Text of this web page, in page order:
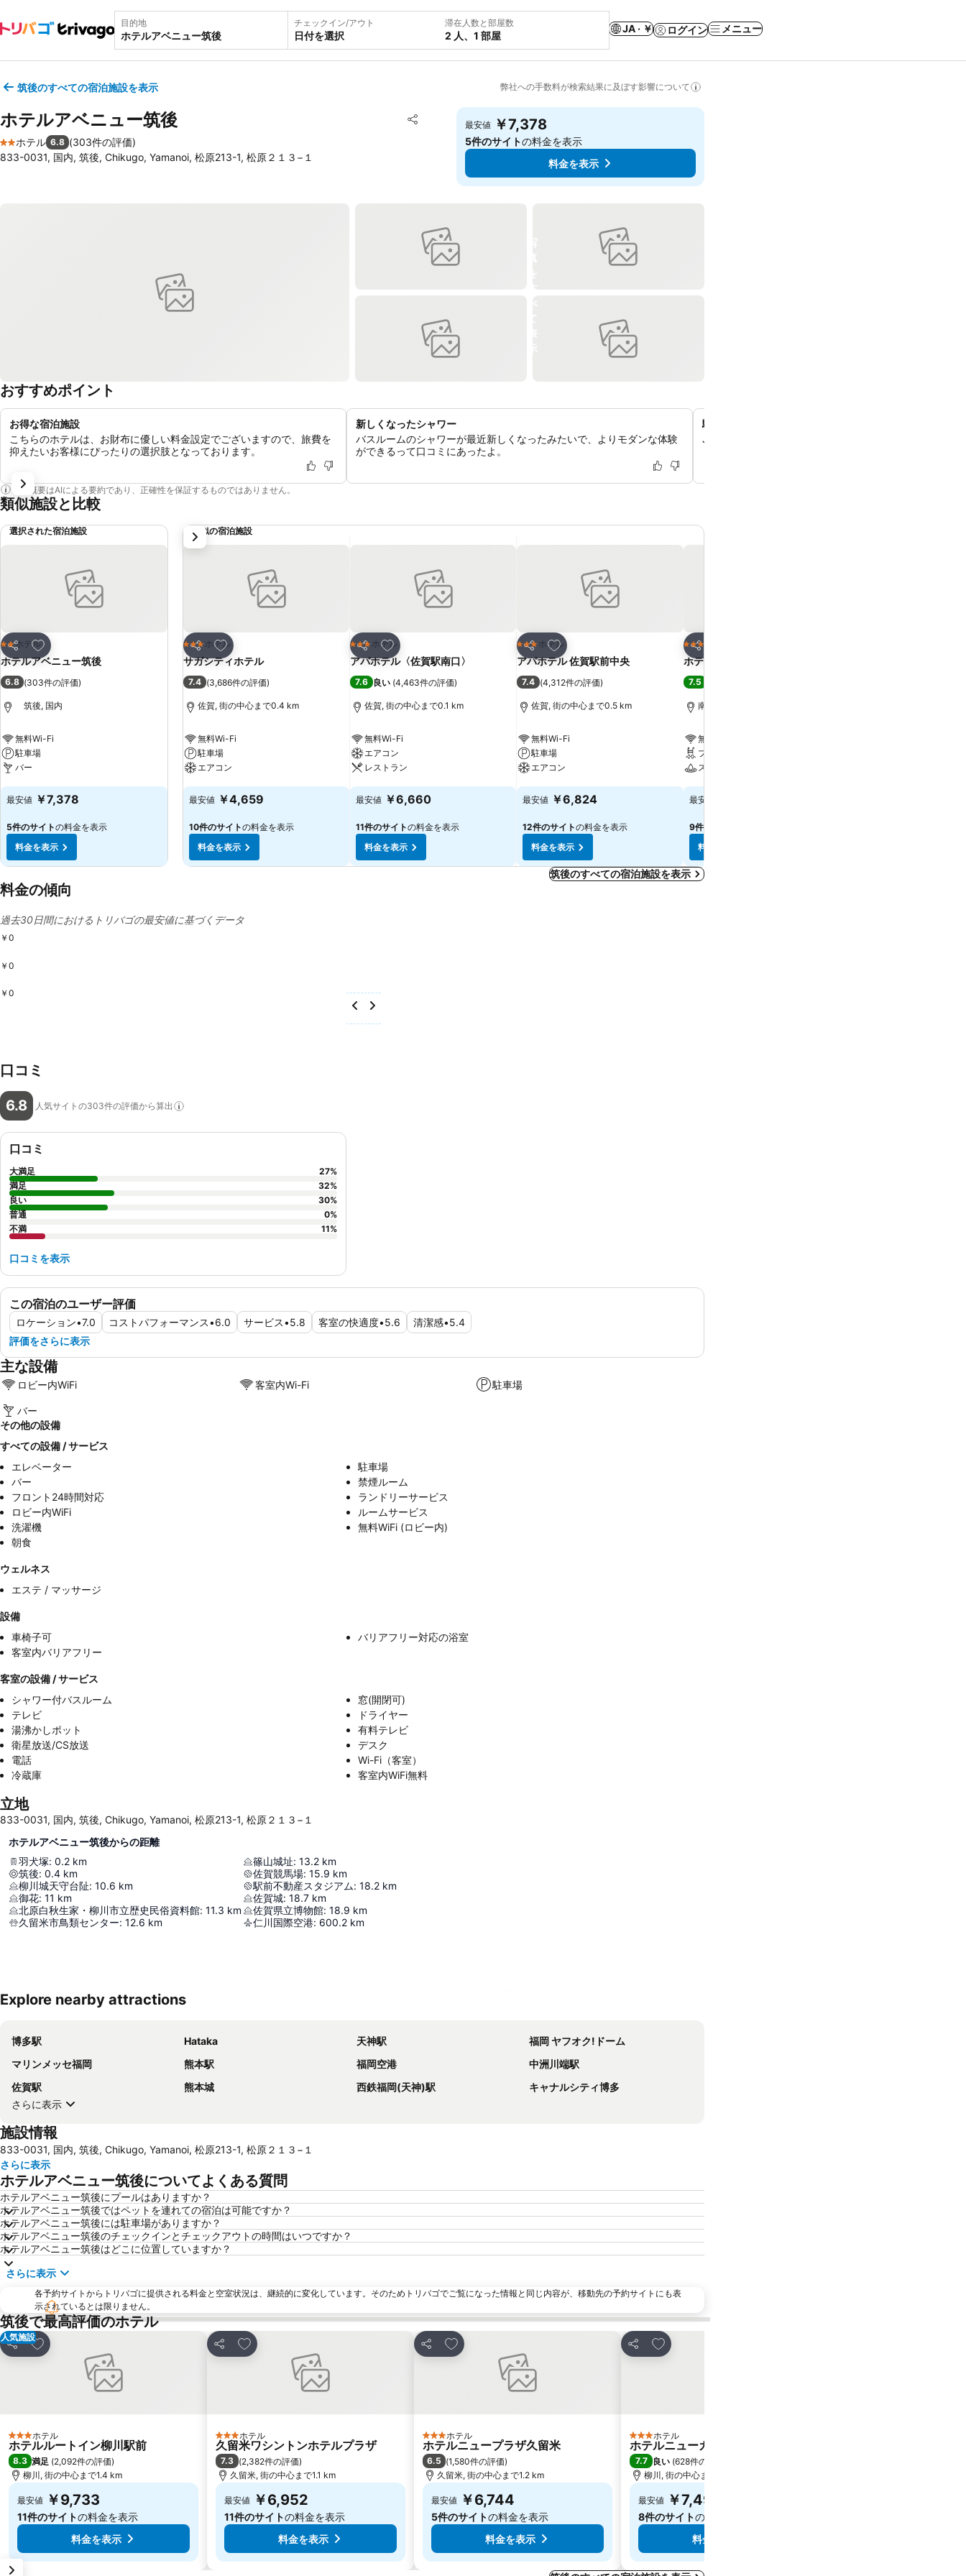
目的地 チェックイン/アウト
日付を選択
滞在人数と部屋数
2 人、1 部屋
JA · ￥ ログイン メニュー
筑後のすべての宿泊施設を表示 弊社への手数料が検索結果に及ぼす影響について
ホテルアベニュー筑後 シェア
お気に入りに追加
2 ホテルのランク
ホテル 6.8 (303件の評価)
833-0031, 国内, 筑後, Chikugo, Yamanoi, 松原213-1, 松原２１３−１
最安値 ￥7,378
5件のサイトの料金を表示
料金を表示
おすすめポイント
お得な宿泊施設
こちらのホテルは、お財布に優しい料金設定でございますので、旅費を
抑えたいお客様にぴったりの選択肢となっております。
新しくなったシャワー
バスルームのシャワーが最近新しくなったみたいで、よりモダンな体験
ができるって口コミにあったよ。
駅近くの便利なロケーション
JR線の利用に便利な、羽犬塚駅から徒歩すぐの場所にご
この概要はAIによる要約であり、正確性を保証するものではありません。
類似施設と比較
選択された宿泊施設
シェア
お気に入りに追加
2 ホテルのランク
ホテル
ホテルアベニュー筑後
6.8 (303件の評価)
筑後, 国内
無料Wi-Fi
駐車場
バー
料金を表示
最安値 ￥7,378
5件のサイトの料金を表示
料金を表示
類似の宿泊施設
シェア
お気に入りに追加
3 ホテルのランク
ホテル
サガシティホテル
7.4 (3,686件の評価)
佐賀, 街の中心まで0.4 km
無料Wi-Fi
駐車場
エアコン
料金を表示
最安値 ￥4,659
10件のサイトの料金を表示
料金を表示
シェア
お気に入りに追加
3 ホテルのランク
ホテル
アパホテル〈佐賀駅南口〉
7.6 良い (4,463件の評価)
佐賀, 街の中心まで0.1 km
無料Wi-Fi
エアコン
レストラン
料金を表示
最安値 ￥6,660
11件のサイトの料金を表示
料金を表示
シェア
お気に入りに追加
3 ホテルのランク
ホテル
アパホテル 佐賀駅前中央
7.4 (4,312件の評価)
佐賀, 街の中心まで0.5 km
無料Wi-Fi
駐車場
エアコン
料金を表示
最安値 ￥6,824
12件のサイトの料金を表示
料金を表示
シェア
4 ホテルのランク
ホテルセキア
7.5
南関町, 街の中心まで2.7 km
無料Wi-Fi
プール
スパ
料金を表示
最安値
9件のサイト
料金を表示
次
筑後のすべての宿泊施設を表示
料金の傾向
過去30日間におけるトリバゴの最安値に基づくデータ
￥0
￥0
￥0
口コミ
6.8 人気サイトの303件の評価から算出
この宿泊のユーザー評価
ロケーション•7.0 コストパフォーマンス•6.0 サービス•5.8 客室の快適度•5.6 清潔感•5.4
評価をさらに表示
口コミ
大満足 27%
満足
32%
良い
30%
普通
0%
不満
11%
口コミを表示
主な設備
ロビー内WiFi 客室内Wi-Fi 駐車場
バー
その他の設備
すべての設備 / サービス
エレベーター
駐車場
バー
禁煙ルーム
フロント24時間対応
ランドリーサービス
ロビー内WiFi
ルームサービス
洗濯機
無料WiFi (ロビー内)
朝食
ウェルネス
エステ / マッサージ
設備
車椅子可
バリアフリー対応の浴室
客室内バリアフリー
客室の設備 / サービス
シャワー付バスルーム
窓(開閉可)
テレビ
ドライヤー
湯沸かしポット
有料テレビ
衛星放送/CS放送
デスク
電話
Wi-Fi（客室）
冷蔵庫
客室内WiFi無料
立地
833-0031, 国内, 筑後, Chikugo, Yamanoi, 松原213-1, 松原２１３−１
ホテルアベニュー筑後からの距離
羽犬塚: 0.2 km
筑後: 0.4 km
柳川城天守台阯: 10.6 km
御花: 11 km
北原白秋生家・柳川市立歴史民俗資料館: 11.3 km
久留米市鳥類センター: 12.6 km
篠山城址: 13.2 km
佐賀競馬場: 15.9 km
駅前不動産スタジアム: 18.2 km
佐賀城: 18.7 km
佐賀県立博物館: 18.9 km
仁川国際空港: 600.2 km
Explore nearby attractions
博多駅 Hataka 天神駅
福岡 ヤフオク!ドーム
マリンメッセ福岡
熊本駅 福岡空港
中洲川端駅
佐賀駅
熊本城 西鉄福岡(天神)駅
キャナルシティ博多
さらに表示
施設情報
833-0031, 国内, 筑後, Chikugo, Yamanoi, 松原213-1, 松原２１３−１
さらに表示
ホテルアベニュー筑後についてよくある質問
ホテルアベニュー筑後にプールはありますか？
ホテルアベニュー筑後ではペットを連れての宿泊は可能ですか？
ホテルアベニュー筑後には駐車場がありますか？
ホテルアベニュー筑後のチェックインとチェックアウトの時間はいつですか？
ホテルアベニュー筑後はどこに位置していますか？
さらに表示
各予約サイトからトリバゴに提供される料金と空室状況は、継続的に変化しています。そのためトリバゴでご覧になった情報と同じ内容が、移動先の予約サイトにも表
示されているとは限りません。
筑後で最高評価のホテル
人気施設
シェア
お気に入りに追加
3 ホテルのランク
ホテル
ホテルルートイン柳川駅前
8.3 満足 (2,092件の評価)
柳川, 街の中心まで1.4 km
最安値 ￥9,733
11件のサイトの料金を表示
料金を表示
シェア
お気に入りに追加
3 ホテルのランク
ホテル
久留米ワシントンホテルプラザ
7.3 (2,382件の評価)
久留米, 街の中心まで1.1 km
最安値 ￥6,952
11件のサイトの料金を表示
料金を表示
シェア
お気に入りに追加
3 ホテルのランク
ホテル
ホテルニュープラザ久留米
6.5 (1,580件の評価)
久留米, 街の中心まで1.2 km
最安値 ￥6,744
5件のサイトの料金を表示
料金を表示
シェア
お気に入りに追加
3 ホテルのランク
ホテル
ホテルニューガイア柳川
7.7 良い (628件の評価
柳川, 街の中心まで1.2 km
最安値 ￥7,497
8件のサイトの料金を表示
料金を表示